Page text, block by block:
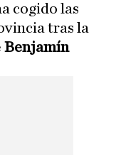
cogido las
tras la
Benjamín